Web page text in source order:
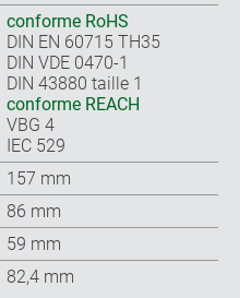
conforme RoHS
DIN EN 60715 TH35
DIN VDE 0470-1
DIN 43880 taille 1
conforme REACH
VBG 4
IEC 529
157 mm
86 mm
59 mm
82,4 mm